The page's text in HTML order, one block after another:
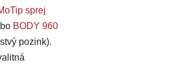
sprej
BODY 960
pozink).